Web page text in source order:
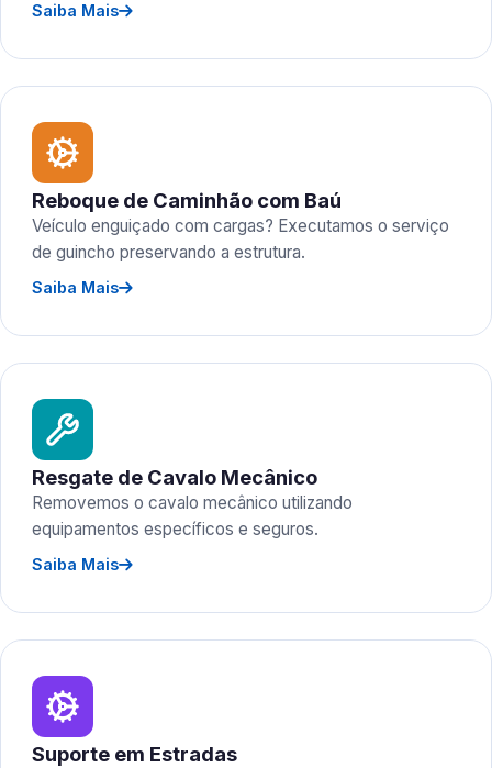
Saiba Mais
Reboque de Caminhão com Baú
Veículo enguiçado com cargas? Executamos o serviço
de guincho preservando a estrutura.
Saiba Mais
Resgate de Cavalo Mecânico
Removemos o cavalo mecânico utilizando
equipamentos específicos e seguros.
Saiba Mais
Suporte em Estradas